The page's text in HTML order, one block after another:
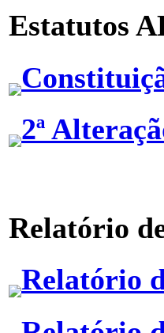
Estatutos
2ª
Relatório
Relatório